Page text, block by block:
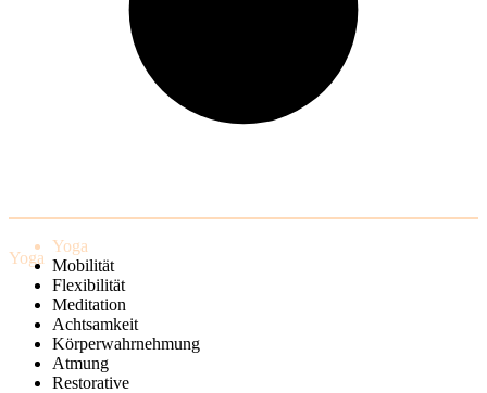
Yoga
Yoga
Mobilität
Flexibilität
Meditation
Achtsamkeit
Körperwahrnehmung
Atmung
Restorative